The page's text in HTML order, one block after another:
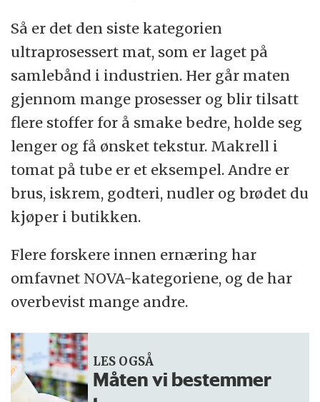
Så er det den siste kategorien
ultraprosessert mat, som er laget på
samlebånd i industrien. Her går maten
gjennom mange prosesser og blir tilsatt
flere stoffer for å smake bedre, holde seg
lenger og få ønsket tekstur. Makrell i
tomat på tube er et eksempel. Andre er
brus, iskrem, godteri, nudler og brødet du
kjøper i butikken.
Flere forskere innen ernæring har
omfavnet NOVA-kategoriene, og de har
overbevist mange andre.
LES OGSÅ
Måten vi bestemmer